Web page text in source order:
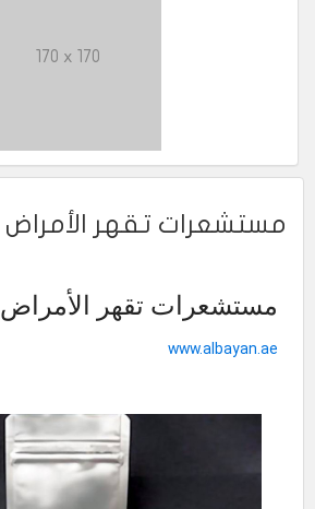
170 x 170
مستشعرات تقهر الأمراض
مستشعرات تقهر الأمراض
www.albayan.ae